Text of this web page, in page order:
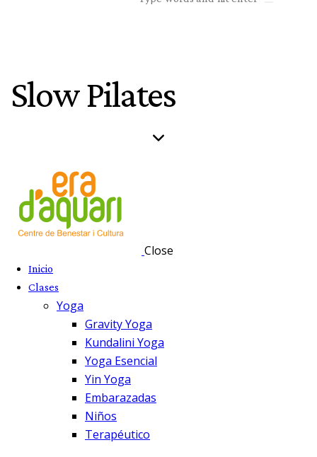
Slow Pilates
Close
Inicio
Clases
Yoga
Gravity Yoga
Kundalini Yoga
Yoga Esencial
Yin Yoga
Embarazadas
Niños
Terapéutico